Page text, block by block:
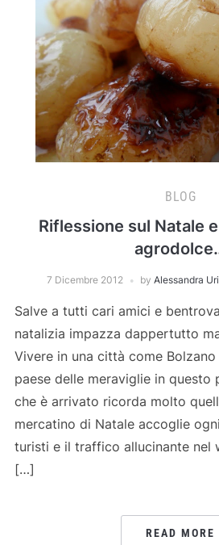
BLOG
Riflessione sul Natale
7 Dicembre 2012 by Alessandra
Salve a tutti cari amici e
natalizia impazza dappertutto
Vivere in una città come
paese delle meraviglie in
che è arrivato ricorda molto
mercatino di Natale accoglie
turisti e il traffico allucinante nel
[…]
READ MORE